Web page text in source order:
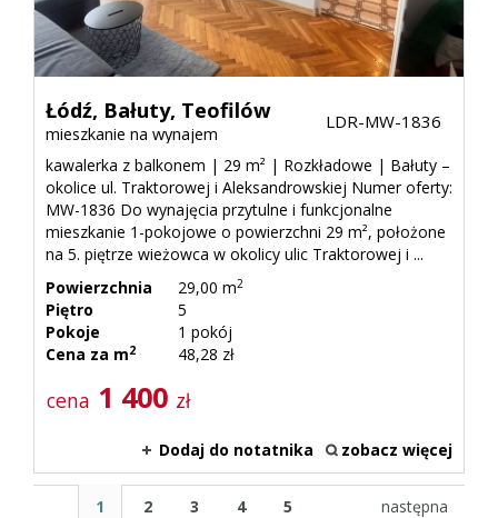
Łódź, Bałuty, Teofilów
mieszkanie na wynajem
LDR-MW-1836
kawalerka z balkonem | 29 m² | Rozkładowe | Bałuty –
okolice ul. Traktorowej i Aleksandrowskiej Numer oferty:
MW-1836 Do wynajęcia przytulne i funkcjonalne
mieszkanie 1-pokojowe o powierzchni 29 m², położone
na 5. piętrze wieżowca w okolicy ulic Traktorowej i ...
Powierzchnia
29,00 m2
Piętro
5
Pokoje
1 pokój
Cena za m2 48,28 zł
cena 1 400 zł
Dodaj do notatnika zobacz więcej
1 2 3 4 5 następna